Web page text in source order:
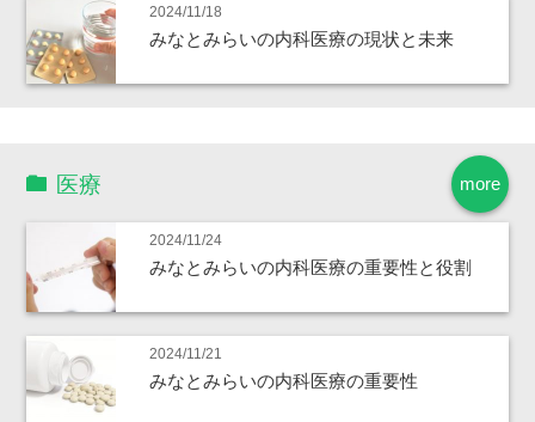
2024/11/18
みなとみらいの内科医療の現状と未来
more
医療
2024/11/24
みなとみらいの内科医療の重要性と役割
2024/11/21
みなとみらいの内科医療の重要性